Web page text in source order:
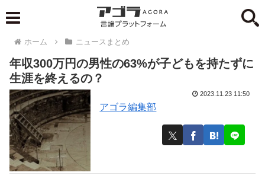
ホーム ニュースまとめ
年収300万円の男性の63%が子どもを持たずに
生涯を終えるの？
アゴラ編集部
2023.11.23 11:50